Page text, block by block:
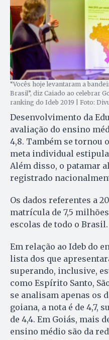
“Vocês hoje levantaram a
Brasil”, diz Caiado ao celebrar
ranking do Ideb 2019 | Foto:
Desenvolvimento da
avaliação do ensino
4,8. Também se tornou
meta individual
Além disso, o patamar
registrado
Os dados referentes a
matrícula de 7,5
escolas de todo o Brasil.
Em relação ao Ideb do
lista dos que
superando, inclusive,
como Espírito Santo,
se analisam apenas os
goiana, a nota é de 4,7,
de 4,4. Em Goiás, mais
ensino médio são da